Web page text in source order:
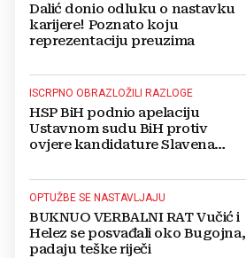
Dalić donio odluku o nastavku
karijere! Poznato koju
reprezentaciju preuzima
ISCRPNO OBRAZLOŽILI RAZLOGE
HSP BiH podnio apelaciju
Ustavnom sudu BiH protiv
ovjere kandidature Slavena
OPTUŽBE SE NASTAVLJAJU
BUKNUO VERBALNI RAT Vučić i
Helez se posvađali oko Bugojna,
padaju teške riječi